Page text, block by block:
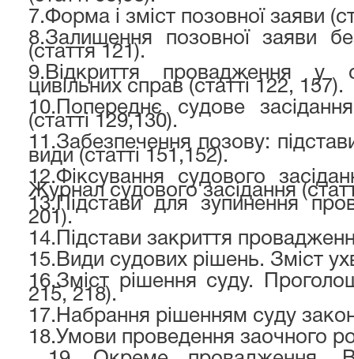
7.Форма і зміст позовної заяви
8.Залишення позовної заяви
(стаття 121).
9. Відкриття провадження у
цивільних справ (статті 122, 157).
10. Попереднє судове
(статті 129,130).
11.Забезпечення позову:
види (статті 151,152).
12.Фіксування судового
Журнал судового засідання
13. Підстави для зупинення
201).
14. Підстави закриття
15. Види судових рішень. Зміст
16.Зміст рішення суду.
215, 218).
17. Набрання рішенням суду
18.Умови проведення заочного